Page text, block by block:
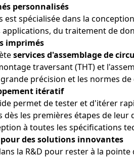
personnalisés
spécialisée dans la
du traitement de
imprimés
services d'assemblage de
traversant (THT) et
précision et les normes de
itératif
permet de tester et d'itérer
les premières étapes de leur
à toutes les spécifications
pour des solutions innovantes
la R&D pour rester à la